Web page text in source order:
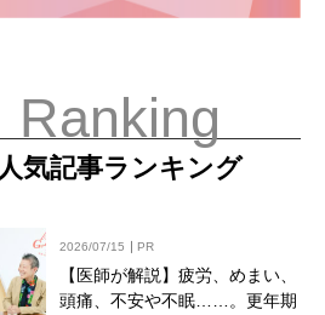
Ranking
人気記事ランキング
2026/07/15 PR
【医師が解説】疲労、めまい、
頭痛、不安や不眠……。更年期